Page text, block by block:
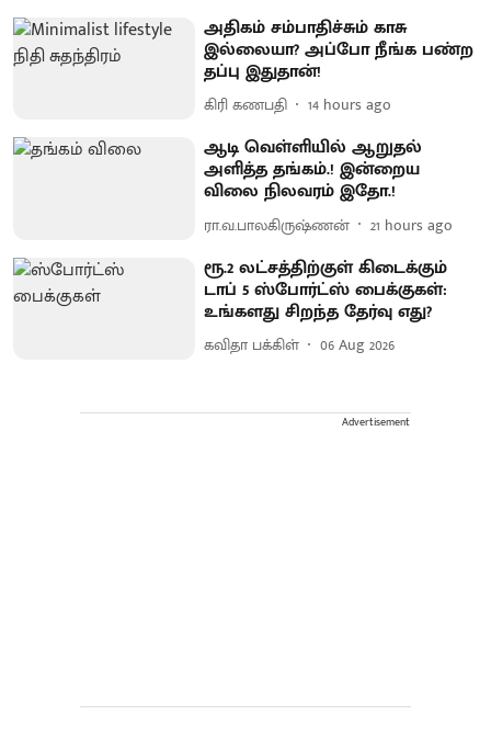
அதிகம் சம்பாதிச்சும் காசு
இல்லையா? அப்போ நீங்க பண்ற
தப்பு இதுதான்!
கிரி கணபதி 14 hours ago
ஆடி வெள்ளியில் ஆறுதல்
அளித்த தங்கம்.! இன்றைய
விலை நிலவரம் இதோ.!
ரா.வ.பாலகிருஷ்ணன் 21 hours ago
ரூ.2 லட்சத்திற்குள் கிடைக்கும்
டாப் 5 ஸ்போர்ட்ஸ் பைக்குகள்:
உங்களது சிறந்த தேர்வு எது?
கவிதா பக்கிள் 06 Aug 2026
Advertisement